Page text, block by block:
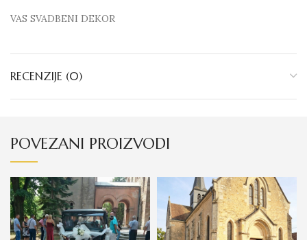
VAS SVADBENI DEKOR
RECENZIJE (0)
POVEZANI PROIZVODI